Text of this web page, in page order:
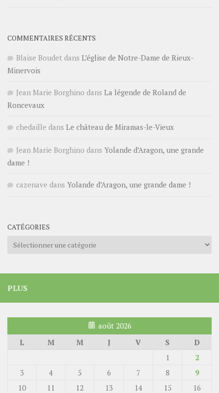
COMMENTAIRES RÉCENTS
Blaise Boudet dans L’église de Notre-Dame de Rieux-
Minervois
Jean Marie Borghino dans La légende de Roland de
Roncevaux
chedaille dans Le château de Miramas-le-Vieux
Jean Marie Borghino dans Yolande d’Aragon, une grande
dame !
cazenave dans Yolande d’Aragon, une grande dame !
CATÉGORIES
Catégories
PLUS
août 2026
L
M M J V S
D
1
2
3
4 5 6 7 8
9
10
11 12 13 14 15
16